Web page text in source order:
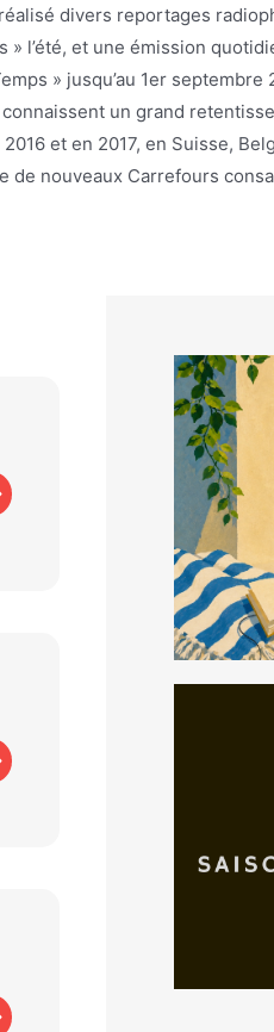
divers reportages
» l’été, et une émission
» jusqu’au 1er
un grand
et en 2017, en Suisse,
de nouveaux Carrefours